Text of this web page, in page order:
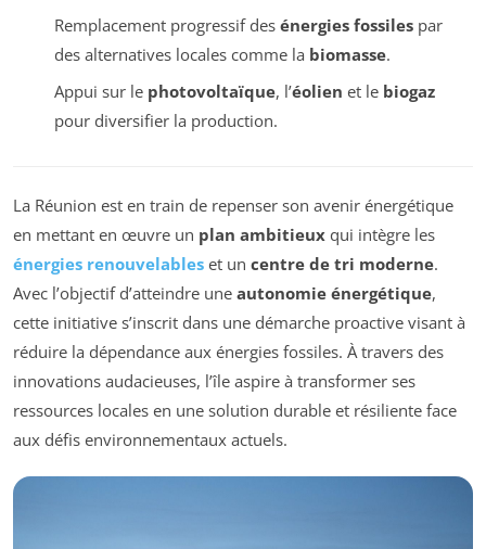
Remplacement progressif des énergies fossilespar
des alternatives locales comme la biomasse.
Appui sur le photovoltaïque, l’éolien et le biogaz
pour diversifier la production.
La Réunion est en train de repenser son avenir énergétique
en mettant en œuvre un plan ambitieux qui intègre les
énergies renouvelables et un centre de tri moderne.
Avec l’objectif d’atteindre une autonomie énergétique,
cette initiative s’inscrit dans une démarche proactive visant à
réduire la dépendance aux énergies fossiles. À travers des
innovations audacieuses, l’île aspire à transformer ses
ressources locales en une solution durable et résiliente face
aux défis environnementaux actuels.